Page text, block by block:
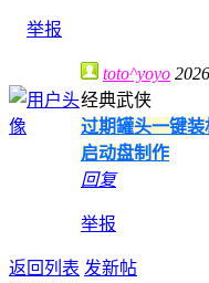
举报
toto^yoyo
经典武侠
过期罐头一键
启动盘制作
回复
举报
返回列表 发新帖